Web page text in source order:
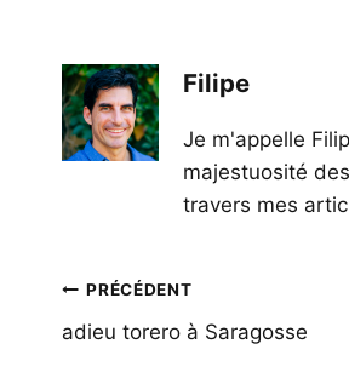
Filipe
Je m'appelle
majestuosité
travers mes
Navigation
de
PRÉCÉDENT
adieu torero à Saragosse